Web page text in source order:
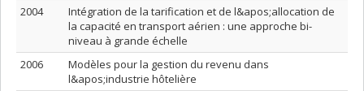
2004
Intégration de la tarification et de l&apos;allocation de
la capacité en transport aérien : une approche bi-
niveau à grande échelle
2006
Modèles pour la gestion du revenu dans
l&apos;industrie hôtelière